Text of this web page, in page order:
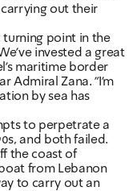
out their
turning point in the
invested a great
maritime border
Admiral Zana. "I'm
by sea has
to perpetrate a
and both failed.
the coast of
from Lebanon
to carry out an